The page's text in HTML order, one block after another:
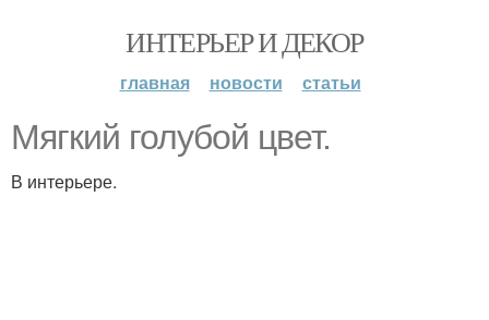
ИНТЕРЬЕР И ДЕКОР
главная новости статьи
Мягкий голубой цвет.
В интерьере.